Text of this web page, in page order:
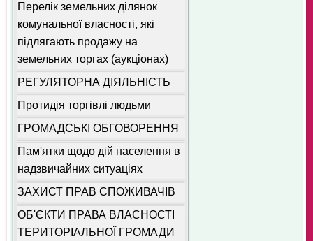
Перелік земельних ділянок
комунальної власності, які
підлягають продажу на
земельних торгах (аукціонах)
РЕГУЛЯТОРНА ДІЯЛЬНІСТЬ
Протидія торгівлі людьми
ГРОМАДСЬКІ ОБГОВОРЕННЯ
Пам'ятки щодо дій населення в
надзвичайних ситуаціях
ЗАХИСТ ПРАВ СПОЖИВАЧІВ
ОБ'ЄКТИ ПРАВА ВЛАСНОСТІ
ТЕРИТОРІАЛЬНОЇ ГРОМАДИ